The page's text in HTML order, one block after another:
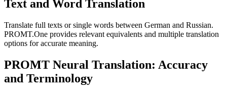
Text and Word Translation
Translate full texts or single words between German and Russian.
PROMT.One provides relevant equivalents and multiple translation
options for accurate meaning.
PROMT Neural Translation: Accuracy
and Terminology